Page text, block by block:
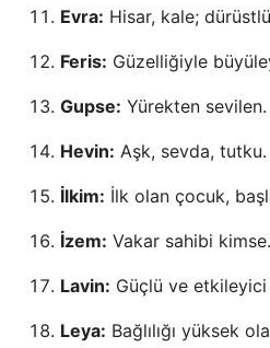
Evra: Hisar, kale;
Feris: Güzelliğiyle
Gupse: Yürekten sevilen.
Hevin: Aşk, sevda, tutku.
İlkim: İlk olan çocuk,
İzem: Vakar sahibi kimse.
Lavin: Güçlü ve
Leya: Bağlılığı yüksek